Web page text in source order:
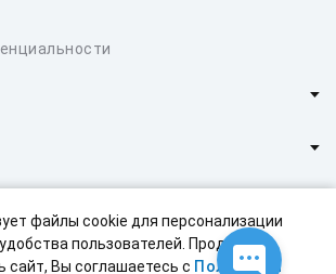
файлы cookie для персонализации
пользователей. Продолжая
сайт, Вы соглашаетесь с Политикой